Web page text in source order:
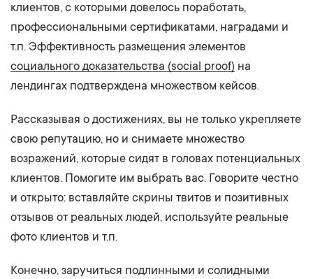
клиентов, с которыми довелось поработать,
профессиональными сертификатами, наградами и
т.п. Эффективность размещения элементов
социального доказательства (social proof) на
лендингах подтверждена множеством кейсов.
Рассказывая о достижениях, вы не только укрепляете
свою репутацию, но и снимаете множество
возражений, которые сидят в головах потенциальных
клиентов. Помогите им выбрать вас. Говорите честно
и открыто: вставляйте скрины твитов и позитивных
отзывов от реальных людей, используйте реальные
фото клиентов и т.п.
Конечно, заручиться подлинными и солидными